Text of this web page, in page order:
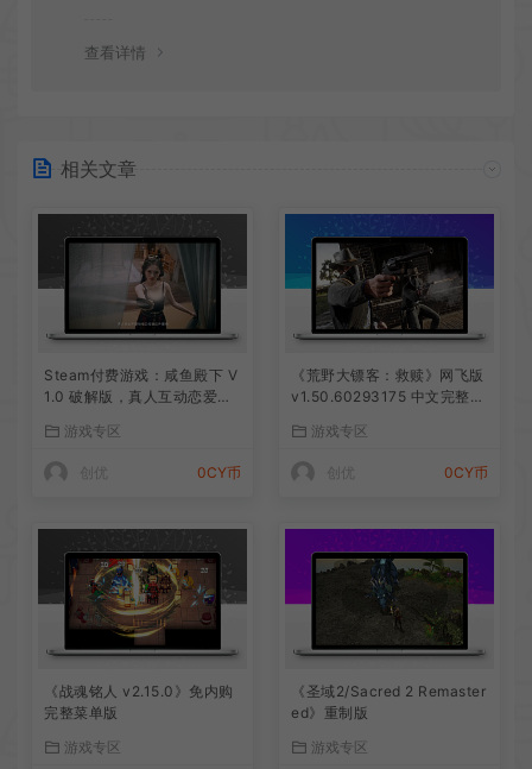
查看详情
相关文章
Steam付费游戏：咸鱼殿下 V
1.0 破解版，真人互动恋爱游
游戏专区
0CY币
《荒野大镖客：救赎》网飞版
v1.50.60293175 中文完整免
游戏专区
0CY币
《战魂铭人 v2.15.0》免内购
完整菜单版
游戏专区
《圣域2/Sacred 2 Remaster
ed》重制版
游戏专区